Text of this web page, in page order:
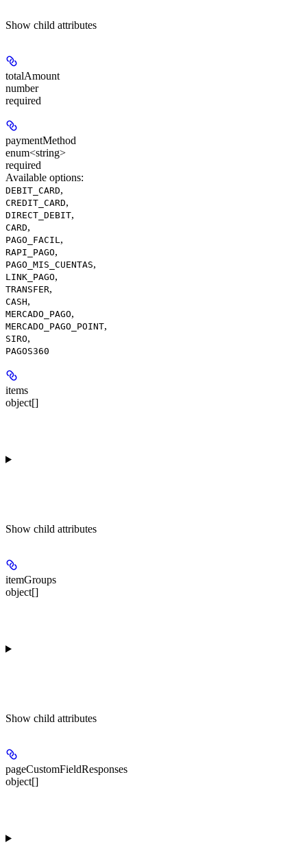
Show child attributes
totalAmount
number
required
paymentMethod
enum<string>
required
Available options:
DEBIT_CARD,
CREDIT_CARD,
DIRECT_DEBIT,
CARD,
PAGO_FACIL,
RAPI_PAGO,
PAGO_MIS_CUENTAS,
LINK_PAGO,
TRANSFER,
CASH,
MERCADO_PAGO,
MERCADO_PAGO_POINT,
SIRO,
PAGOS360
items
object[]
Show child attributes
itemGroups
object[]
Show child attributes
pageCustomFieldResponses
object[]